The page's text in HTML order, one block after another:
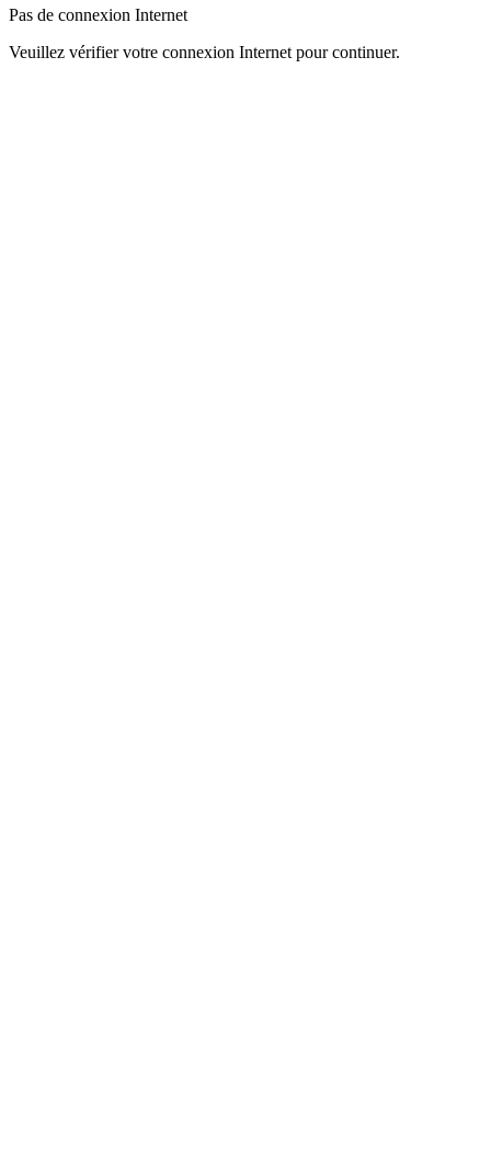
Pas de connexion Internet
Veuillez vérifier votre connexion Internet pour continuer.